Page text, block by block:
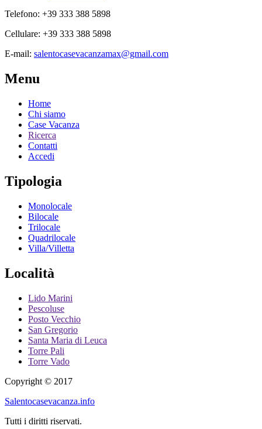
Telefono: +39 333 388 5898
Cellulare: +39 333 388 5898
E-mail: salentocasevacanzamax@gmail.com
Menu
Home
Chi siamo
Case Vacanza
Ricerca
Contatti
Accedi
Tipologia
Monolocale
Bilocale
Trilocale
Quadrilocale
Villa/Villetta
Località
Lido Marini
Pescoluse
Posto Vecchio
San Gregorio
Santa Maria di Leuca
Torre Pali
Torre Vado
Copyright © 2017
Salentocasevacanza.info
Tutti i diritti riservati.